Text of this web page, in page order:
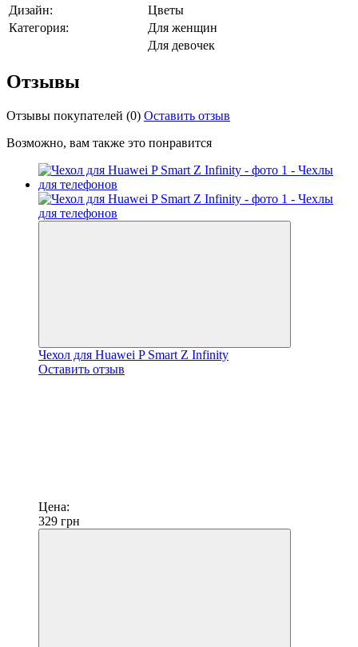
Дизайн:
Цветы
Категория:
Для женщин
Для девочек
Отзывы
Отзывы покупателей (0) Оставить отзыв
Возможно, вам также это понравится
Чехол для Huawei P Smart Z Infinity
Оставить отзыв
Цена:
329 грн